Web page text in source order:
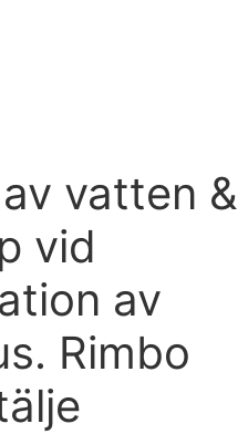
vatten &
vid
av
Rimbo